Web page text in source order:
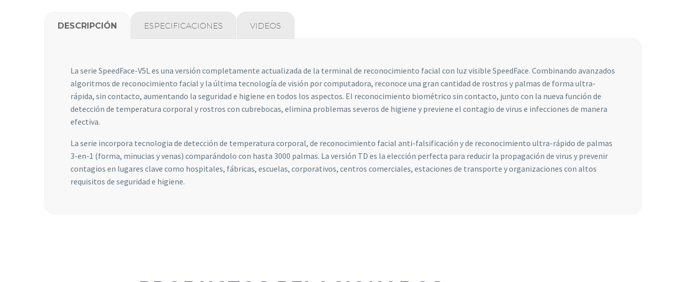
DESCRIPCIÓN ESPECIFICACIONES VIDEOS
La serie SpeedFace-V5L es una versión completamente actualizada de la terminal de reconocimiento facial con luz visible SpeedFace. Combinando avanzados
algoritmos de reconocimiento facial y la última tecnología de visión por computadora, reconoce una gran cantidad de rostros y palmas de forma ultra-
rápida, sin contacto, aumentando la seguridad e higiene en todos los aspectos. El reconocimiento biométrico sin contacto, junto con la nueva función de
detección de temperatura corporal y rostros con cubrebocas, elimina problemas severos de higiene y previene el contagio de virus e infecciones de manera
efectiva.
La serie incorpora tecnologia de detección de temperatura corporal, de reconocimiento facial anti-falsificación y de reconocimiento ultra-rápido de palmas
3-en-1 (forma, minucias y venas) comparándolo con hasta 3000 palmas. La versión TD es la elección perfecta para reducir la propagación de virus y prevenir
contagios en lugares clave como hospitales, fábricas, escuelas, corporativos, centros comerciales, estaciones de transporte y organizaciones con altos
requisitos de seguridad e higiene.
Para que
podamos
mejorar la
de la web, en
se usa la web.